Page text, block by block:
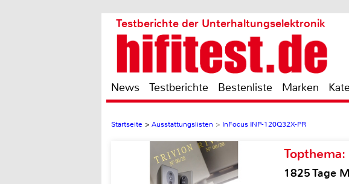
Testberichte der Unterhaltungselektronik
News Testberichte Bestenliste Marken
Startseite > Ausstattungslisten > InFocus INP-120Q32X-PR
1825 Tage